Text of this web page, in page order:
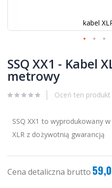
kabel
na
początek
galerii
SSQ XX1 - Kabel
metrowy
Oceń ten
SSQ XX1 to wyprodukowany
XLR z dożywotnią gwarancją
Cena detaliczna brutto